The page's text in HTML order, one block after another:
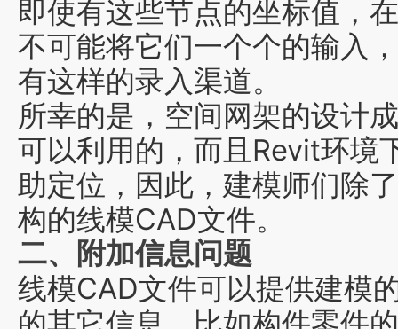
即使有这些节点的坐标值， 在
不可能将它们一个个的输入
有这样的录入渠道。
所幸的是，空间网架的设计
可以利用的，而且Revit环境
助定位，因此，建模师们除
构的线模CAD文件。
二、附加信息问题
线模CAD文件可以提供建模